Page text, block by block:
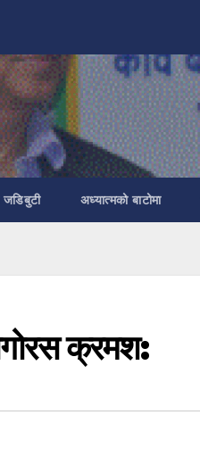
अध्यात्मको बाटोमा
क्रमश: